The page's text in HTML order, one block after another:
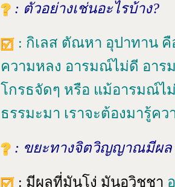
: ตัวอย่างเช่นอะไรบ้าง?
: กิเลส ตัณหา อุปาทาน
ความหลง อารมณ์ไม่ดี อาร
โกรธจัดๆ หรือ แม้อารมณ์ไ
ธรรมะมา เราจะต้องมารู้ค
: ขยะทางจิตวิญญาณมีผล
: มีผลที่มันโง่ มันอวิชชา